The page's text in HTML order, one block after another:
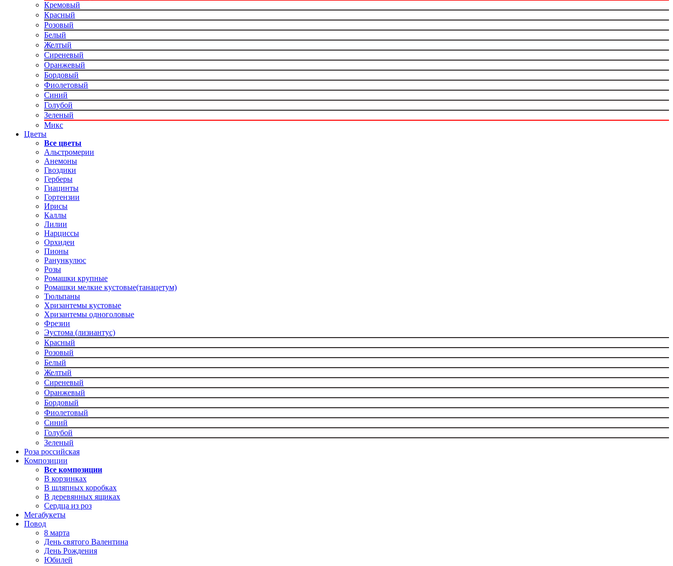
Кремовый
Красный
Розовый
Белый
Желтый
Сиреневый
Оранжевый
Бордовый
Фиолетовый
Синий
Голубой
Зеленый
Микс
Цветы
Все цветы
Альстромерии
Анемоны
Гвоздики
Герберы
Гиацинты
Гортензии
Ирисы
Каллы
Лилии
Нарциссы
Орхидеи
Пионы
Ранункулюс
Розы
Ромашки крупные
Ромашки мелкие кустовые(танацетум)
Тюльпаны
Хризантемы кустовые
Хризантемы одноголовые
Фрезии
Эустома (лизиантус)
Красный
Розовый
Белый
Желтый
Сиреневый
Оранжевый
Бордовый
Фиолетовый
Синий
Голубой
Зеленый
Роза российская
Композиции
Все композиции
В корзинках
В шляпных коробках
В деревянных ящиках
Сердца из роз
Мегабукеты
Повод
8 марта
День святого Валентина
День Рождения
Юбилей